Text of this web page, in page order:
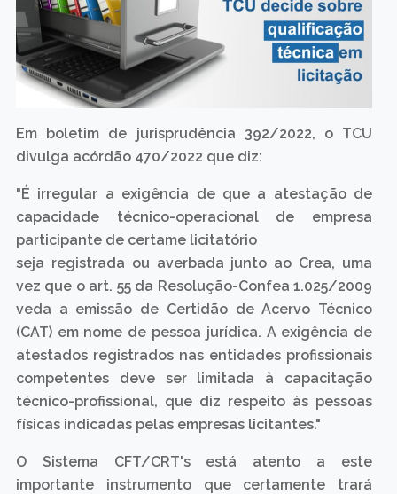
Em boletim de jurisprudência 392/2022, o TCU
divulga acórdão 470/2022 que diz:
"É irregular a exigência de que a atestação de
capacidade técnico-operacional de empresa
participante de certame licitatório
seja registrada ou averbada junto ao Crea, uma
vez que o art. 55 da Resolução-Confea 1.025/2009
veda a emissão de Certidão de Acervo Técnico
(CAT) em nome de pessoa jurídica. A exigência de
atestados registrados nas entidades profissionais
competentes deve ser limitada à capacitação
técnico-profissional, que diz respeito às pessoas
físicas indicadas pelas empresas licitantes."
O Sistema CFT/CRT's está atento a este
importante instrumento que certamente trará